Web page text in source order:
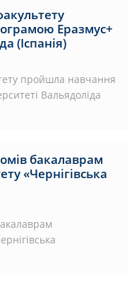
Еразмус+
(Іспанія)
пройшла навчання
Вальядоліда
бакалаврам
«Чернігівська